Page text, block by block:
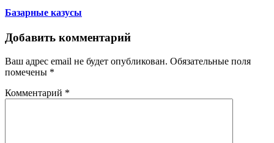
Базарные казусы
Добавить комментарий
Ваш адрес email не будет опубликован. Обязательные поля
помечены *
Комментарий *